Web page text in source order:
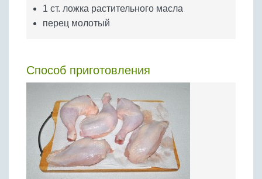
1 ст. ложка растительного масла
перец молотый
Способ приготовления